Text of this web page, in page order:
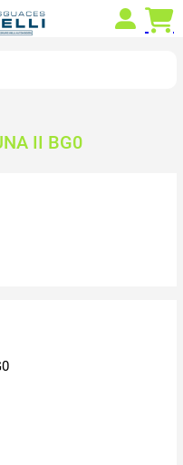
II BG0